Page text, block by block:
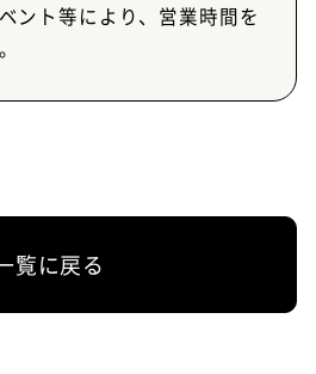
ント等により、営業時間を
覧に戻る